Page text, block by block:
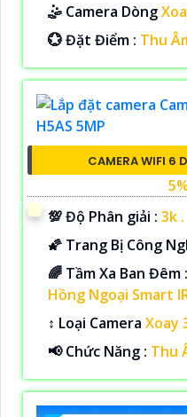
🤹 Camera Dòng
️💮 Đặt Điểm : Thu
CAMERA WIFI 6
💯 Độ Phân giải :3k .
🌠 Trang Bị Công
🌈 Tầm Xa Ban Đêm :
Hồng Ngoại Smart
↕️ Loại CameraXoay
️📢 Chức Năng : Thu